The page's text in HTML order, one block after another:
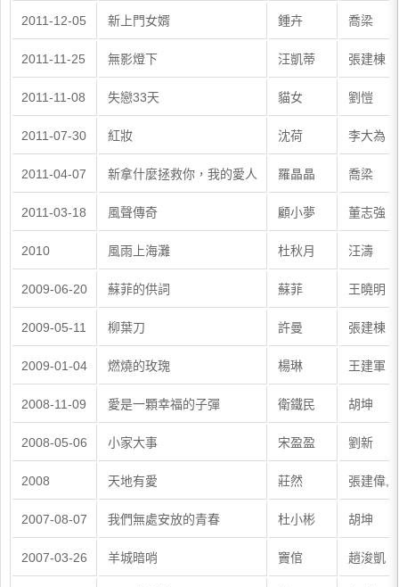
2011-12-05 新上門女婿 鍾卉 喬梁
2011-11-25 無影燈下 汪凱蒂 張建棟
2011-11-08 失戀33天 貓女 劉愷
2011-07-30 紅妝 沈荷 李大為
2011-04-07 新拿什麼拯救你，我的愛人 羅晶晶 喬梁
2011-03-18 風聲傳奇 顧小夢 董志強
2010 風雨上海灘 杜秋月 汪濤
2009-06-20 蘇菲的供詞 蘇菲 王曉明
2009-05-11 柳葉刀 許曼 張建棟
2009-01-04 燃燒的玫瑰 楊琳 王建軍
2008-11-09 愛是一顆幸福的子彈 衛鐵民 胡坤
2008-05-06 小家大事 宋盈盈 劉新
2008 天地有愛 莊然 張建偉,
2007-08-07 我們無處安放的青春 杜小彬 胡坤
2007-03-26 羊城暗哨 竇倌 趙浚凱